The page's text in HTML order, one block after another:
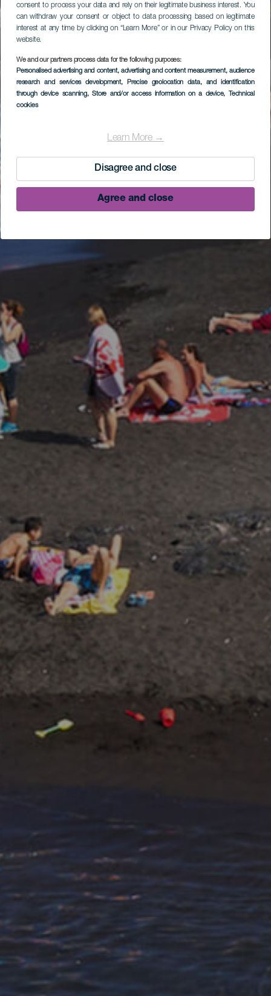
consent to process your data and rely on their legitimate business interest. You
can withdraw your consent or object to data processing based on legitimate
interest at any time by clicking on “Learn More” or in our Privacy Policy on this
website.
We and our partners process data for the following purposes:
Personalised advertising and content, advertising and content measurement, audience
research and services development, Precise geolocation data, and identification
through device scanning, Store and/or access information on a device, Technical
cookies
Learn More →
Disagree and close
Agree and close